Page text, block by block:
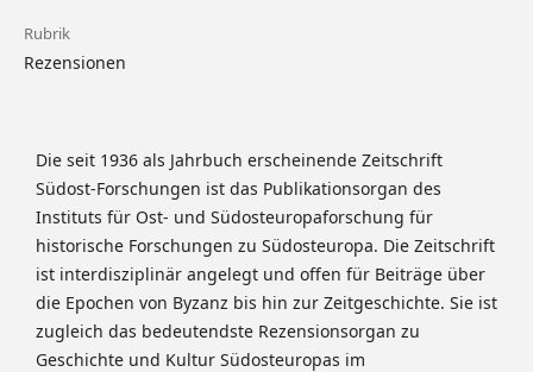
Rubrik
Rezensionen
Die seit 1936 als Jahrbuch erscheinende Zeitschrift
Südost-Forschungen ist das Publikationsorgan des
Instituts für Ost- und Südosteuropaforschung für
historische Forschungen zu Südosteuropa. Die Zeitschrift
ist interdisziplinär angelegt und offen für Beiträge über
die Epochen von Byzanz bis hin zur Zeitgeschichte. Sie ist
zugleich das bedeutendste Rezensionsorgan zu
Geschichte und Kultur Südosteuropas im